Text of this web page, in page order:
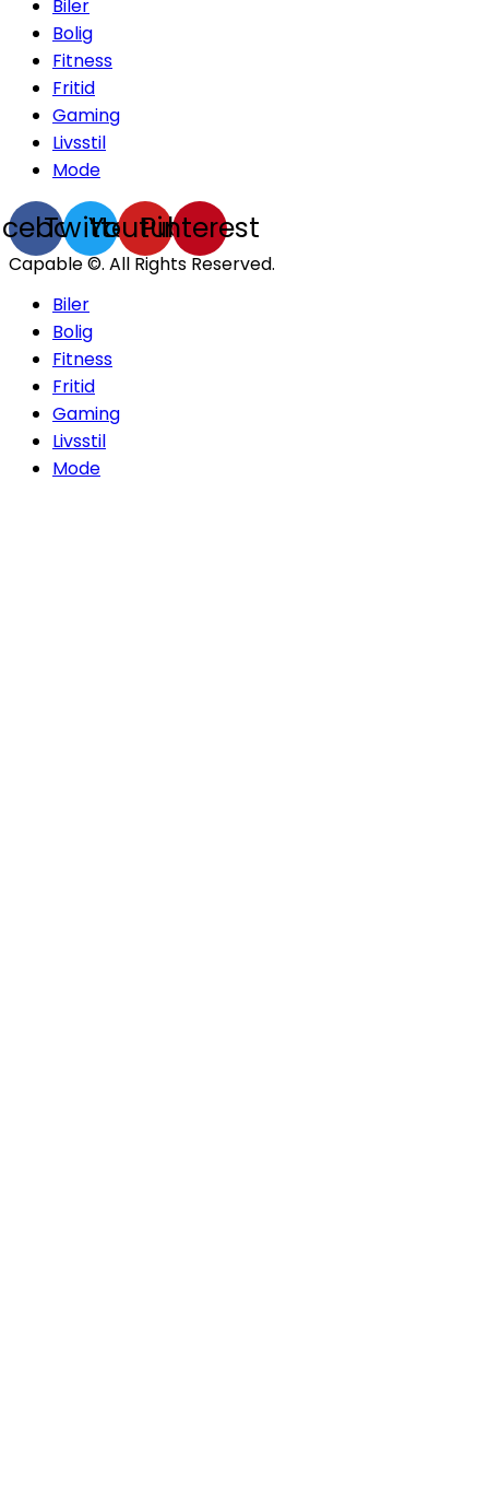
Biler
Bolig
Fitness
Fritid
Gaming
Livsstil
Mode
TwitterYoutube
Pinterest
Capable ©. All Rights Reserved.
Biler
Bolig
Fitness
Fritid
Gaming
Livsstil
Mode